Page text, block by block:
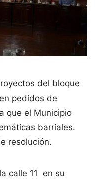
del bloque
pedidos de
que el Municipio
barriales.
resolución.
calle 11 en su